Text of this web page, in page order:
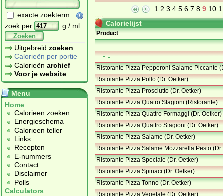
exacte zoekterm
zoek per
g / ml
Zoeken
Uitgebreid zoeken
Calorieën per portie
Calorieën archief
Voor je website
Menu
Home
Calorieen zoeken
Energieschema
Calorieen teller
Links
Recepten
E-nummers
Contact
Disclaimer
Polls
Calculators
1 2 3 4 5 6 7 8 9 10
Calorielijst
Product
Ristorante Pizza Pepperoni Salame Piccante
Ristorante Pizza Pollo (Dr. Oetker)
Ristorante Pizza Prosciutto (Dr. Oetker)
Ristorante Pizza Quatro Stagioni (Ristorante)
Ristorante Pizza Quattro Formaggi (Dr. Oetker)
Ristorante Pizza Quattro Stagioni (Dr. Oetker)
Ristorante Pizza Salame (Dr. Oetker)
Ristorante Pizza Salame Mozzarella Pesto
Ristorante Pizza Speciale (Dr. Oetker)
Ristorante Pizza Spinaci (Dr. Oetker)
Ristorante Pizza Tonno (Dr. Oetker)
Ristorante Pizza Vegetale (Dr. Oetker)